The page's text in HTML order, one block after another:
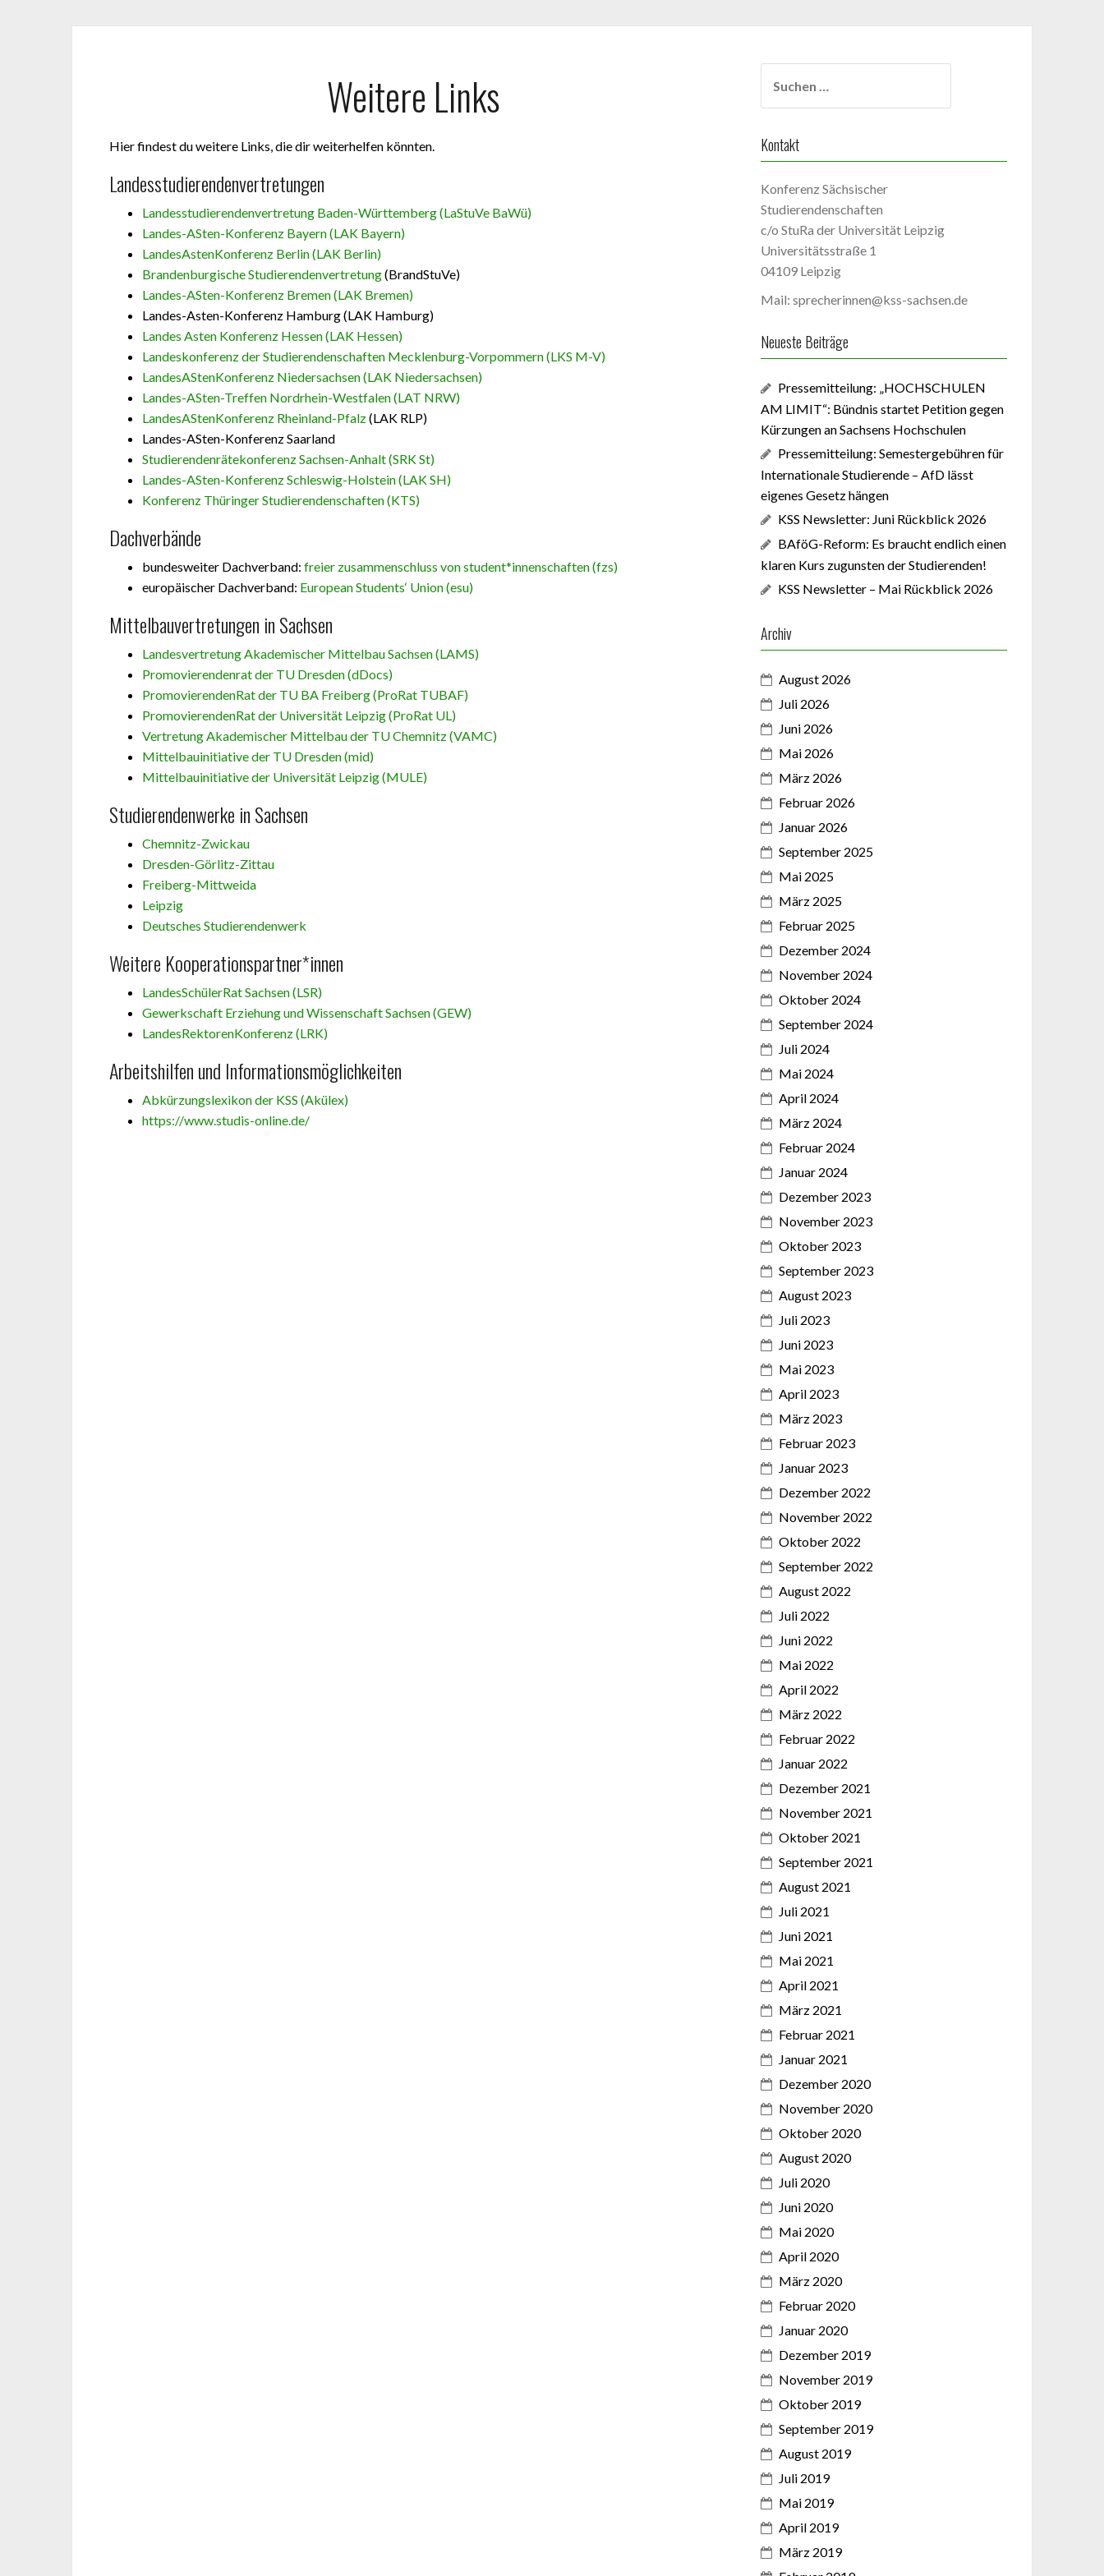
Weitere Links
Hier findest du weitere Links, die dir weiterhelfen könnten.
Landesstudierendenvertretungen
Landesstudierendenvertretung Baden-Württemberg (LaStuVe BaWü)
Landes-ASten-Konferenz Bayern (LAK Bayern)
LandesAstenKonferenz Berlin (LAK Berlin)
Brandenburgische Studierendenvertretung(BrandStuVe)
Landes-ASten-Konferenz Bremen (LAK Bremen)
Landes-Asten-Konferenz Hamburg (LAK Hamburg)
Landes Asten Konferenz Hessen (LAK Hessen)
Landeskonferenz der Studierendenschaften Mecklenburg-Vorpommern (LKS M-V)
LandesAStenKonferenz Niedersachsen (LAK Niedersachsen)
Landes-ASten-Treffen Nordrhein-Westfalen (LAT NRW)
LandesAStenKonferenz Rheinland-Pfalz(LAK RLP)
Landes-ASten-Konferenz Saarland
Studierendenrätekonferenz Sachsen-Anhalt (SRK St)
Landes-ASten-Konferenz Schleswig-Holstein (LAK SH)
Konferenz Thüringer Studierendenschaften (KTS)
Dachverbände
bundesweiter Dachverband: freier zusammenschluss von student*innenschaften (fzs)
europäischer Dachverband: European Students‘ Union (esu)
Mittelbauvertretungen in Sachsen
Landesvertretung Akademischer Mittelbau Sachsen (LAMS)
Promovierendenrat der TU Dresden (dDocs)
PromovierendenRat der TU BA Freiberg (ProRat TUBAF)
PromovierendenRat der Universität Leipzig (ProRat UL)
Vertretung Akademischer Mittelbau der TU Chemnitz (VAMC)
Mittelbauinitiative der TU Dresden (mid)
Mittelbauinitiative der Universität Leipzig (MULE)
Studierendenwerke in Sachsen
Chemnitz-Zwickau
Dresden-Görlitz-Zittau
Freiberg-Mittweida
Leipzig
Deutsches Studierendenwerk
Weitere Kooperationspartner*innen
LandesSchülerRat Sachsen (LSR)
Gewerkschaft Erziehung und Wissenschaft Sachsen (GEW)
LandesRektorenKonferenz (LRK)
Arbeitshilfen und Informationsmöglichkeiten
Abkürzungslexikon der KSS (Akülex)
https://www.studis-online.de/
nach:
Kontakt
Konferenz Sächsischer
Studierendenschaften
c/o StuRa der Universität Leipzig
Universitätsstraße 1
04109 Leipzig
Mail: sprecherinnen@kss-sachsen.de
Neueste Beiträge
Pressemitteilung: „HOCHSCHULEN
AM LIMIT“: Bündnis startet Petition gegen
Kürzungen an Sachsens Hochschulen
Pressemitteilung: Semestergebühren für
Internationale Studierende – AfD lässt
eigenes Gesetz hängen
KSS Newsletter: Juni Rückblick 2026
BAföG-Reform: Es braucht endlich einen
klaren Kurs zugunsten der Studierenden!
KSS Newsletter – Mai Rückblick 2026
Archiv
August 2026
Juli 2026
Juni 2026
Mai 2026
März 2026
Februar 2026
Januar 2026
September 2025
Mai 2025
März 2025
Februar 2025
Dezember 2024
November 2024
Oktober 2024
September 2024
Juli 2024
Mai 2024
April 2024
März 2024
Februar 2024
Januar 2024
Dezember 2023
November 2023
Oktober 2023
September 2023
August 2023
Juli 2023
Juni 2023
Mai 2023
April 2023
März 2023
Februar 2023
Januar 2023
Dezember 2022
November 2022
Oktober 2022
September 2022
August 2022
Juli 2022
Juni 2022
Mai 2022
April 2022
März 2022
Februar 2022
Januar 2022
Dezember 2021
November 2021
Oktober 2021
September 2021
August 2021
Juli 2021
Juni 2021
Mai 2021
April 2021
März 2021
Februar 2021
Januar 2021
Dezember 2020
November 2020
Oktober 2020
August 2020
Juli 2020
Juni 2020
Mai 2020
April 2020
März 2020
Februar 2020
Januar 2020
Dezember 2019
November 2019
Oktober 2019
September 2019
August 2019
Juli 2019
Mai 2019
April 2019
März 2019